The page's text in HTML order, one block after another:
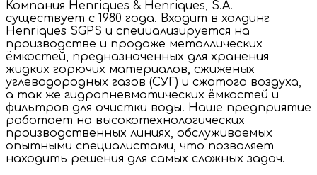
Компания Henriques & Henriques, S.A.
существует c 1980 года. Входит в холдинг
Henriques SGPS и специализируется на
производстве и продаже металлических
ёмкостей, предназначенных для хранения
жидких горючих материалов, сжиженых
углеводородных газов (СУГ) и сжатого воздуха,
а так же гидропневматических ёмкостей и
фильтров для очистки воды. Наше предприятие
работает на высокотехнологических
производственных линиях, обслуживаемых
опытными специалистами, что позволяет
находить решения для самых сложных задач.